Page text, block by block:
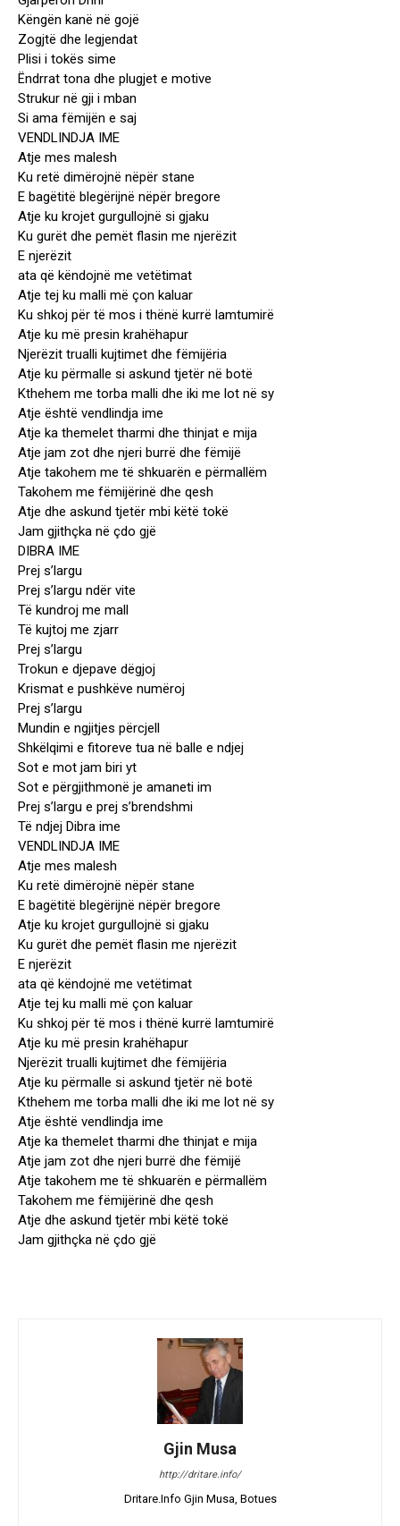
Këngën kanë në gojë
Zogjtë dhe legjendat
Plisi i tokës sime
Ëndrrat tona dhe plugjet e motive
Strukur në gji i mban
Si ama fëmijën e saj
VENDLINDJA IME
Atje mes malesh
Ku retë dimërojnë nëpër stane
E bagëtitë blegërijnë nëpër bregore
Atje ku krojet gurgullojnë si gjaku
Ku gurët dhe pemët flasin me njerëzit
E njerëzit
ata që këndojnë me vetëtimat
Atje tej ku malli më çon kaluar
Ku shkoj për të mos i thënë kurrë lamtumirë
Atje ku më presin krahëhapur
Njerëzit trualli kujtimet dhe fëmijëria
Atje ku përmalle si askund tjetër në botë
Kthehem me torba malli dhe iki me lot në sy
Atje është vendlindja ime
Atje ka themelet tharmi dhe thinjat e mija
Atje jam zot dhe njeri burrë dhe fëmijë
Atje takohem me të shkuarën e përmallëm
Takohem me fëmijërinë dhe qesh
Atje dhe askund tjetër mbi këtë tokë
Jam gjithçka në çdo gjë
DIBRA IME
Prej s’largu
Prej s’largu ndër vite
Të kundroj me mall
Të kujtoj me zjarr
Prej s’largu
Trokun e djepave dëgjoj
Krismat e pushkëve numëroj
Prej s’largu
Mundin e ngjitjes përcjell
Shkëlqimi e fitoreve tua në balle e ndjej
Sot e mot jam biri yt
Sot e përgjithmonë je amaneti im
Prej s’largu e prej s’brendshmi
Të ndjej Dibra ime
VENDLINDJA IME
Atje mes malesh
Ku retë dimërojnë nëpër stane
E bagëtitë blegërijnë nëpër bregore
Atje ku krojet gurgullojnë si gjaku
Ku gurët dhe pemët flasin me njerëzit
E njerëzit
ata që këndojnë me vetëtimat
Atje tej ku malli më çon kaluar
Ku shkoj për të mos i thënë kurrë lamtumirë
Atje ku më presin krahëhapur
Njerëzit trualli kujtimet dhe fëmijëria
Atje ku përmalle si askund tjetër në botë
Kthehem me torba malli dhe iki me lot në sy
Atje është vendlindja ime
Atje ka themelet tharmi dhe thinjat e mija
Atje jam zot dhe njeri burrë dhe fëmijë
Atje takohem me të shkuarën e përmallëm
Takohem me fëmijërinë dhe qesh
Atje dhe askund tjetër mbi këtë tokë
Jam gjithçka në çdo gjë
Gjin Musa
http://dritare.info/
Dritare.Info Gjin Musa, Botues